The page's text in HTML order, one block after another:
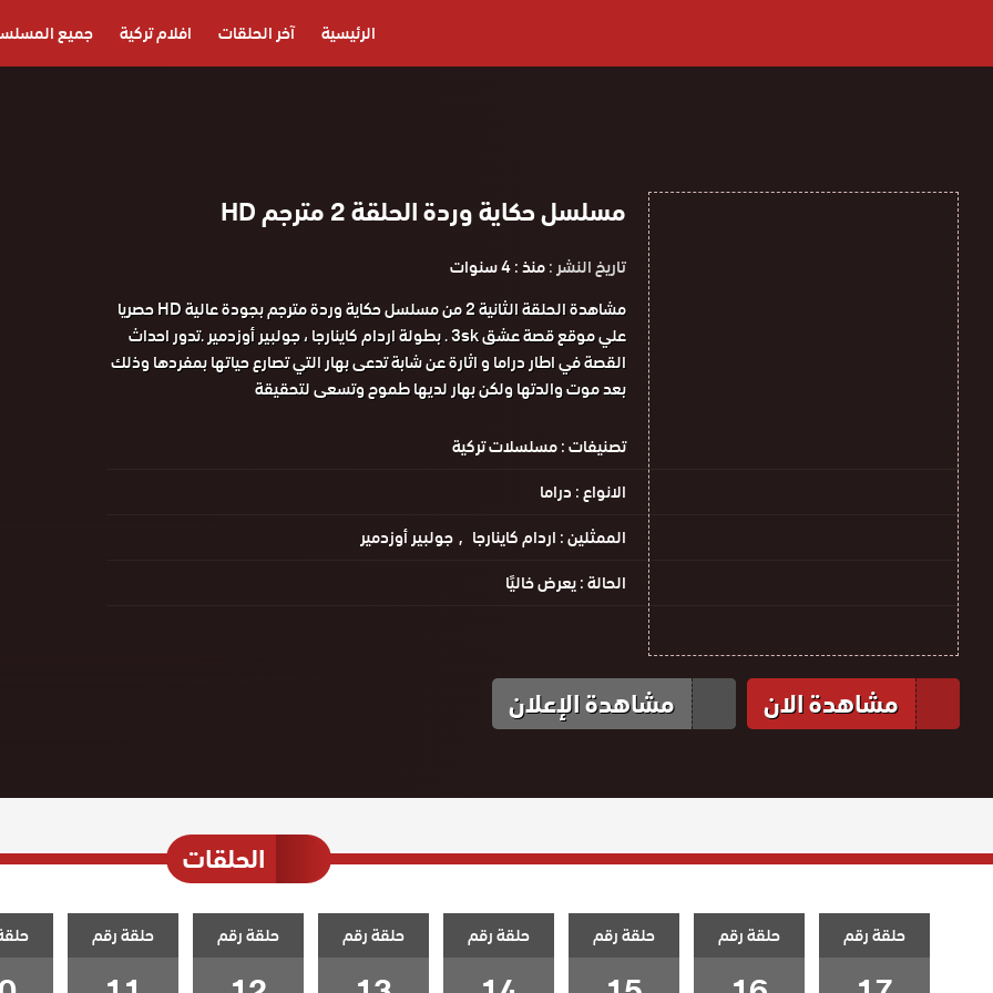
الرئيسية آخر الحلقات افلام تركية جميع
مسلسل حكاية وردة الحلقة 2 مترجم HD
تاريخ النشر :منذ : 4 سنوات
مشاهدة الحلقة الثانية 2 من مسلسل حكاية وردة مترجم بجودة عالية HD حصريا
علي موقع قصة عشق 3sk . بطولة اردام كاينارجا ، جولبير أوزدمير .تدور احداث
القصة في اطار دراما و اثارة عن شابة تدعى بهار التي تصارع حياتها بمفردها وذلك
بعد موت والدتها ولكن بهار لديها طموح وتسعى لتحقيقة
تصنيفات :مسلسلات تركية
الانواع :دراما
الممثلين :اردام كاينارجا
جولبير أوزدمير
الحالة :يعرض خاليًا
مشاهدة الان مشاهدة الإعلان
الحلقات
حلقة رقم حلقة رقم حلقة رقم حلقة رقم حلقة رقم حلقة رقم حلقة رقم